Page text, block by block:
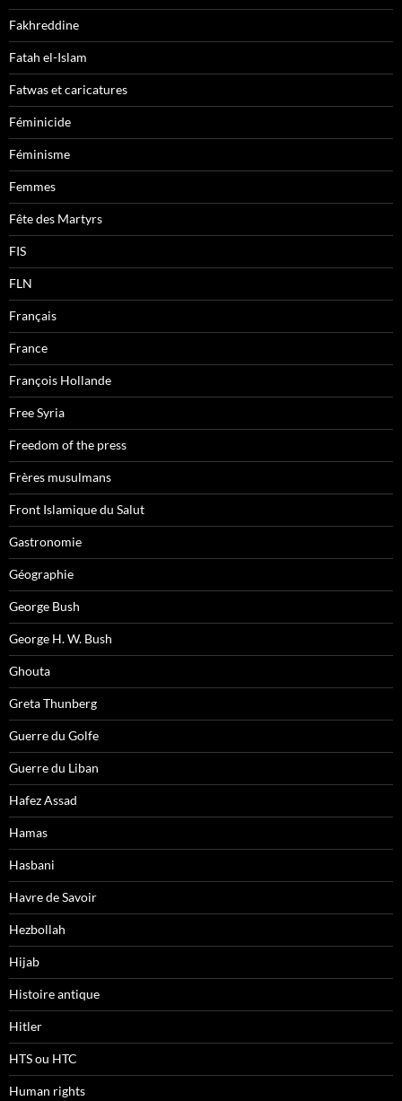
Fakhreddine
Fatah el-Islam
Fatwas et caricatures
Féminicide
Féminisme
Femmes
Fête des Martyrs
FIS
FLN
Français
France
François Hollande
Free Syria
Freedom of the press
Frères musulmans
Front Islamique du Salut
Gastronomie
Géographie
George Bush
George H. W. Bush
Ghouta
Greta Thunberg
Guerre du Golfe
Guerre du Liban
Hafez Assad
Hamas
Hasbani
Havre de Savoir
Hezbollah
Hijab
Histoire antique
Hitler
HTS ou HTC
Human rights